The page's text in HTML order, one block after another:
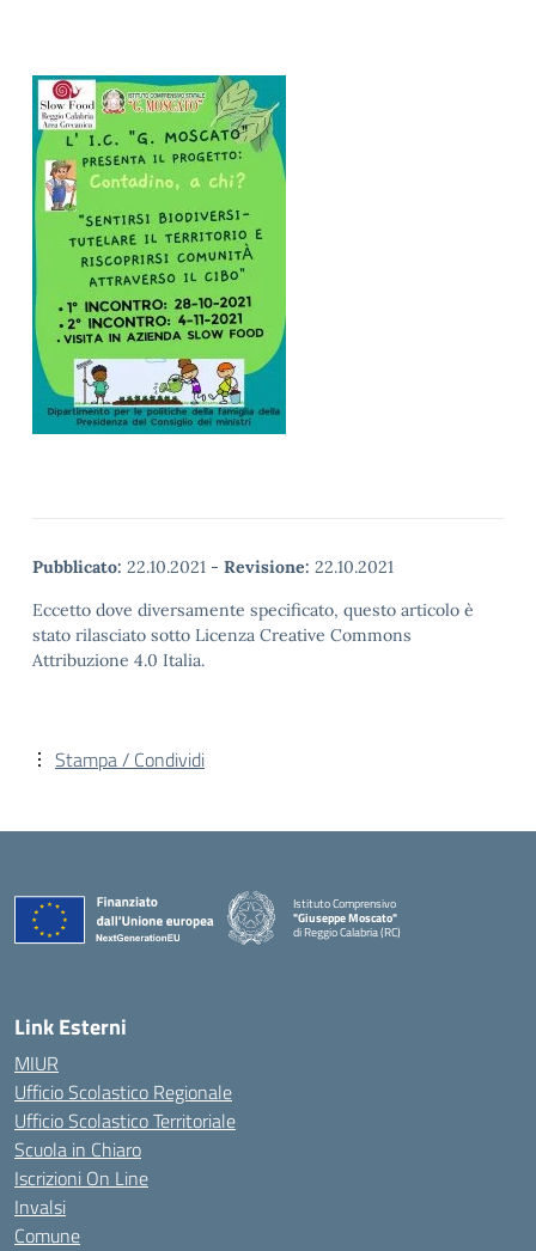
Pubblicato: 22.10.2021 - Revisione: 22.10.2021
Eccetto dove diversamente specificato, questo articolo è
stato rilasciato sotto Licenza Creative Commons
Attribuzione 4.0 Italia.
Stampa / Condividi
Istituto Comprensivo
"Giuseppe Moscato"
di Reggio Calabria (RC)
— Visita la pagina iniziale della scuola
Link Esterni
MIUR
Ufficio Scolastico Regionale
Ufficio Scolastico Territoriale
Scuola in Chiaro
Iscrizioni On Line
Invalsi
Comune